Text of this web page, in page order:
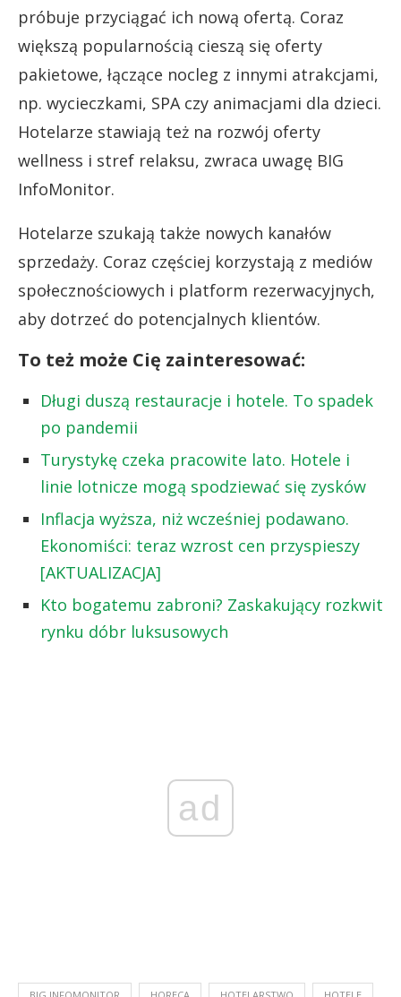
próbuje przyciągać ich nową ofertą. Coraz
większą popularnością cieszą się oferty
pakietowe, łączące nocleg z innymi atrakcjami,
np. wycieczkami, SPA czy animacjami dla dzieci.
Hotelarze stawiają też na rozwój oferty
wellness i stref relaksu, zwraca uwagę BIG
InfoMonitor.
Hotelarze szukają także nowych kanałów
sprzedaży. Coraz częściej korzystają z mediów
społecznościowych i platform rezerwacyjnych,
aby dotrzeć do potencjalnych klientów.
To też może Cię zainteresować:
Długi duszą restauracje i hotele. To spadek
po pandemii
Turystykę czeka pracowite lato. Hotele i
linie lotnicze mogą spodziewać się zysków
Inflacja wyższa, niż wcześniej podawano.
Ekonomiści: teraz wzrost cen przyspieszy
[AKTUALIZACJA]
Kto bogatemu zabroni? Zaskakujący rozkwit
rynku dóbr luksusowych
ad
BIG INFOMONITOR HORECA HOTELARSTWO HOTELE